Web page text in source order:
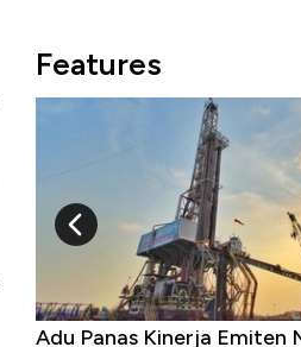
Features
Adu Panas Kinerja Emiten